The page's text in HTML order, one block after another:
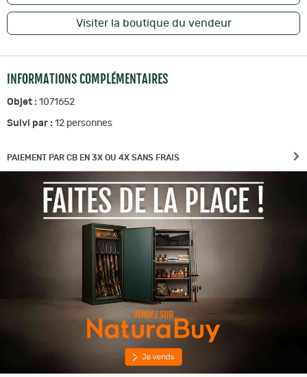
Visiter la boutique du vendeur
INFORMATIONS COMPLÉMENTAIRES
Objet : 1071652
Suivi par : 12 personnes
PAIEMENT PAR CB EN 3X OU 4X SANS FRAIS